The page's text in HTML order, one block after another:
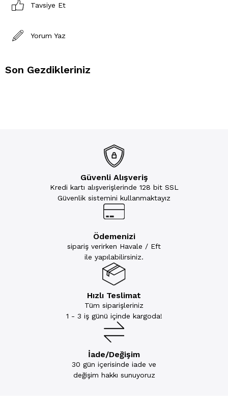
Tavsiye Et
Yorum Yaz
Son Gezdikleriniz
Güvenli Alışveriş
Kredi kartı alışverişlerinde 128 bit SSL
Güvenlik sistemini kullanmaktayız
Ödemenizi
sipariş verirken Havale / Eft
ile yapılabilirsiniz.
Hızlı Teslimat
Tüm siparişleriniz
1 - 3 iş günü içinde kargoda!
İade/Değişim
30 gün içerisinde iade ve
değişim hakkı sunuyoruz